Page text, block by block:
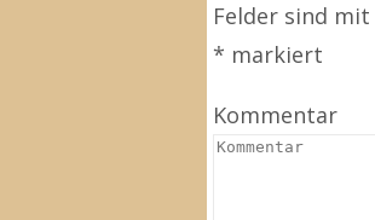
Felder sind mit
* markiert
Kommentar